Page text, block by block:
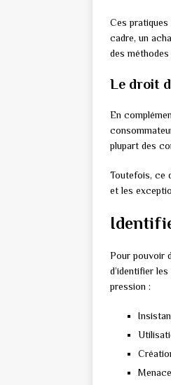
Ces
cadre, un
des
Le droit
En
plupart des
Toutefois, ce
et les
Pour pouvoir
d’identifier
pression :